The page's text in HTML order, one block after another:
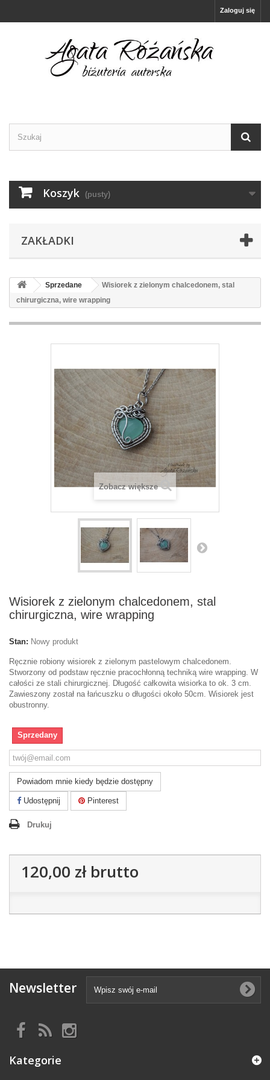
Zaloguj się
Koszyk (pusty)
ZAKŁADKI
Sprzedane
Wisiorek z zielonym chalcedonem, stal
chirurgiczna, wire wrapping
Zobacz większe
Wisiorek z zielonym chalcedonem, stal
chirurgiczna, wire wrapping
Stan: Nowy produkt
Ręcznie robiony wisiorek z zielonym pastelowym chalcedonem.
Stworzony od podstaw ręcznie pracochłonną techniką wire wrapping. W
całości ze stali chirurgicznej. Długość całkowita wisiorka to ok. 3 cm.
Zawieszony został na łańcuszku o długości około 50cm. Wisiorek jest
obustronny.
Sprzedany
Powiadom mnie kiedy będzie dostępny
Udostępnij Pinterest
Drukuj
120,00 złbrutto
Newsletter
Kategorie